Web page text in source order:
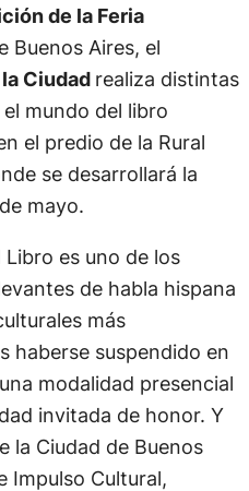
de la Feria
Buenos Aires, el
Ciudad realiza distintas
mundo del libro
el predio de la Rural
se desarrollará la
mayo.
es uno de los
de habla hispana
más
haberse suspendido en
modalidad presencial
invitada de honor. Y
la Ciudad de Buenos
Impulso Cultural,